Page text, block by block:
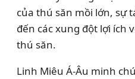
của thú săn mồi lớn, sự
đến các xung đột lợi ích
thú săn.
Linh Miêu Á-Âu minh